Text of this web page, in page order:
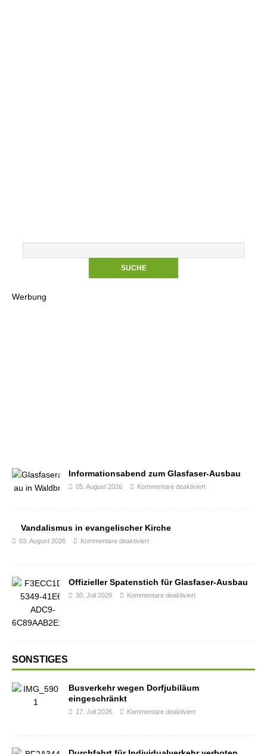
Werbung
Informationsabend zum Glasfaser-Ausbau
05. August 2026 Kommentare deaktiviert
Vandalismus in evangelischer Kirche
03. August 2026 Kommentare deaktiviert
Offizieller Spatenstich für Glasfaser-Ausbau
30. Juli 2026 Kommentare deaktiviert
SONSTIGES
Busverkehr wegen Dorfjubiläum
eingeschränkt
17. Juli 2026 Kommentare deaktiviert